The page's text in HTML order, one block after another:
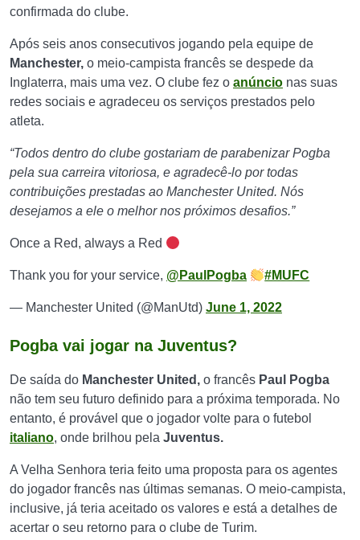
confirmada do clube.
Após seis anos consecutivos jogando pela equipe de
Manchester, o meio-campista francês se despede da
Inglaterra, mais uma vez. O clube fez o anúncio nas suas
redes sociais e agradeceu os serviços prestados pelo
atleta.
“Todos dentro do clube gostariam de parabenizar Pogba
pela sua carreira vitoriosa, e agradecê-lo por todas
contribuições prestadas ao Manchester United. Nós
desejamos a ele o melhor nos próximos desafios.”
Once a Red, always a Red
Thank you for your service, @PaulPogba #MUFC
— Manchester United (@ManUtd) June 1, 2022
Pogba vai jogar na Juventus?
De saída do Manchester United, o francês Paul Pogba
não tem seu futuro definido para a próxima temporada. No
entanto, é provável que o jogador volte para o futebol
italiano, onde brilhou pela Juventus.
A Velha Senhora teria feito uma proposta para os agentes
do jogador francês nas últimas semanas. O meio-campista,
inclusive, já teria aceitado os valores e está a detalhes de
acertar o seu retorno para o clube de Turim.